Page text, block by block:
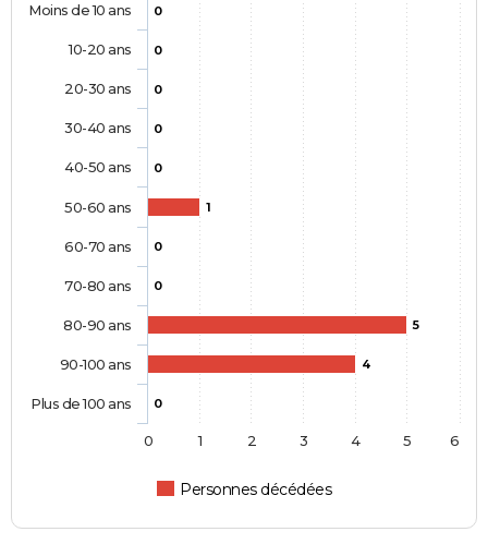
0
0
0
0
0
1
0
0
5
4
0
Personnes décédées
Moins de 10 ans
10-20 ans
20-30 ans
30-40 ans
40-50 ans
50-60 ans
60-70 ans
70-80 ans
80-90 ans
90-100 ans
Plus de 100 ans
0 1 2 3 4 5 6